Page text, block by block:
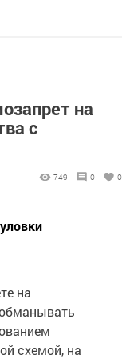
на
с
749 0 0
на
схемой, на